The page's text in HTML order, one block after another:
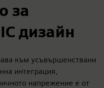
за
дизайн
към усъвършенствани
интеграция,
напрежение е от